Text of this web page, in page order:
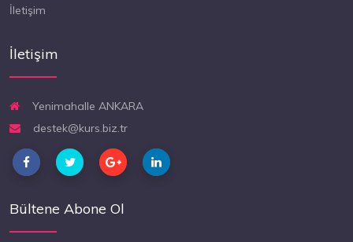
İletişim
İletişim
Yenimahalle ANKARA
destek@kurs.biz.tr
Bültene Abone Ol